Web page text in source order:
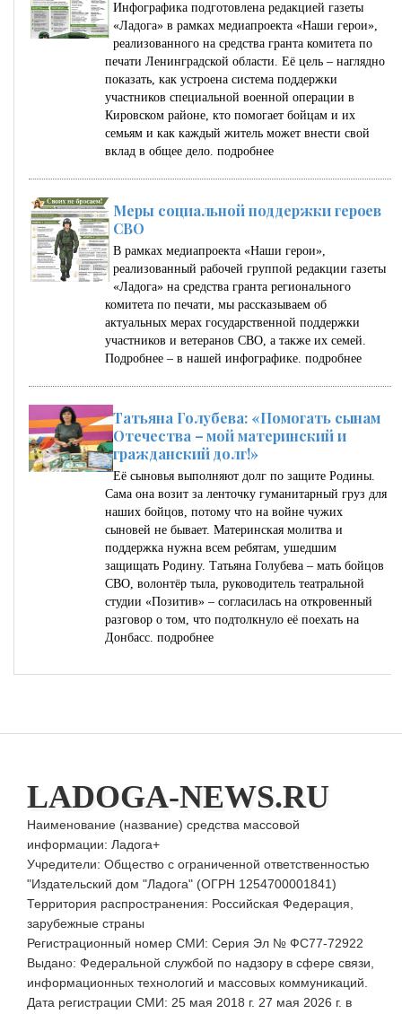
Инфографика подготовлена редакцией газеты
«Ладога» в рамках медиапроекта «Наши герои»,
реализованного на средства гранта комитета по
печати Ленинградской области. Её цель – наглядно
показать, как устроена система поддержки
участников специальной военной операции в
Кировском районе, кто помогает бойцам и их
семьям и как каждый житель может внести свой
вклад в общее дело. подробнее
Меры социальной поддержки героев
СВО
В рамках медиапроекта «Наши герои»,
реализованный рабочей группой редакции газеты
«Ладога» на средства гранта регионального
комитета по печати, мы рассказываем об
актуальных мерах государственной поддержки
участников и ветеранов СВО, а также их семей.
Подробнее – в нашей инфографике. подробнее
Татьяна Голубева: «Помогать сынам
Отечества – мой материнский и
гражданский долг!»
Её сыновья выполняют долг по защите Родины.
Сама она возит за ленточку гуманитарный груз для
наших бойцов, потому что на войне чужих
сыновей не бывает. Материнская молитва и
поддержка нужна всем ребятам, ушедшим
защищать Родину. Татьяна Голубева – мать бойцов
СВО, волонтёр тыла, руководитель театральной
студии «Позитив» – согласилась на откровенный
разговор о том, что подтолкнуло её поехать на
Донбасс. подробнее
LADOGA-NEWS.RU
Наименование (название) средства массовой
информации: Ладога+
Учредители: Общество с ограниченной ответственностью
"Издательский дом "Ладога" (ОГРН 1254700001841)
Территория распространения: Российская Федерация,
зарубежные страны
Регистрационный номер СМИ: Серия Эл № ФС77-72922
Выдано: Федеральной службой по надзору в сфере связи,
информационных технологий и массовых коммуникаций.
Дата регистрации СМИ: 25 мая 2018 г. 27 мая 2026 г. в